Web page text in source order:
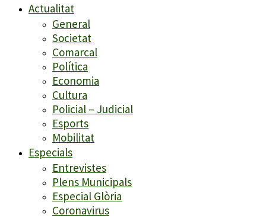
Actualitat
General
Societat
Comarcal
Política
Economia
Cultura
Policial – Judicial
Esports
Mobilitat
Especials
Entrevistes
Plens Municipals
Especial Glòria
Coronavirus